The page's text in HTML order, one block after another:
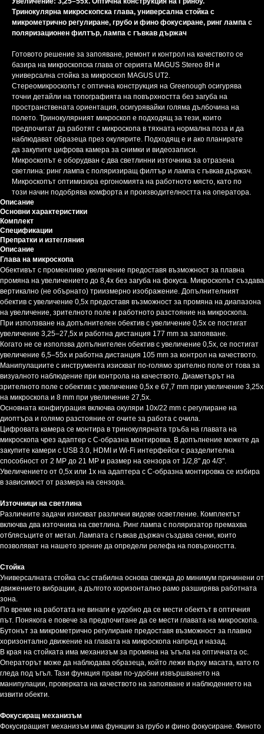
Тринокулярна микроскопска глава, универсална стойка с
микрометрично регулиране, грубо и фино фокусиране, ринг лампа с
поляризационен филтър, лампа с гъвкав държач
Готовото решение за запояване, ремонт и контрол на качеството се
базира на микроскопска глава от серията MAGUS Stereo 8H и
универсална стойка за микроскоп MAGUS UT2.
Стереомикроскопът с оптична конструкция на Greenough осигурява
точни детайли на топографията на повърхността без загуба на
пространствената ориентация, осигурявайки голяма дълбочина на
полето. Тринокулярният микроскоп е подходящ за тези, които
предпочитат да работят с микроскопа в тяхната нормална поза и да
наблюдават образеца през окулярите. Подходящ е и ако планирате
да закупите цифрова камера за снимки и видеозаписи.
Микроскопът е оборудван с два светлинни източника за отразена
светлина: ринг лампа с поляризиращ филтър и лампа с гъвкав държач.
Микроскопът оптимизира ергономията на работното място, като по
този начин подобрява комфорта и производителността на оператора.
Описание
Основни характеристики
Комплект
Спецификации
Препратки и изтегляния
Описание
Глава на микроскопа
Обективът с променливо увеличение предоставя възможност за плавна
промяна на увеличението до 8,4х без загуба на фокуса. Микроскопът създава
вертикално (не обърнато) триизмерно изображение. Допълнителният
обектив с увеличение 0,5x предоставя възможност за промяна на диапазона
на увеличение, зрителното поле и работното разстояние на микроскопа.
При използване на допълнителен обектив с увеличение 0,5x се постигат
увеличение 3,25–27,5x и работна дистанция 177 mm за запояване.
Когато не се използва допълнителен обектив с увеличение 0,5x, се постигат
увеличение 6,5–55x и работна дистанция 105 mm за контрол на качеството.
Манипулациите с инструмента изискват по-голямо зрително поле от това за
визуалното наблюдение при контрола на качеството. Диаметърът на
зрителното поле с обектив с увеличение 0,5x е 67,7 mm при увеличение 3,25x
на микроскопа и 8 mm при увеличение 27,5x.
Основната конфигурация включва окуляри 10x/22 mm с регулиране на
диоптъра и голямо разстояние от очите за работа с очила.
Цифровата камера се монтира в тринокулярната тръба на главата на
микроскопа чрез адаптер с C-образна монтировка. В допълнение можете да
закупите камери с USB 3.0, HDMI и Wi-Fi интерфейси с разделителна
способност от 2 MP до 21 MP и размер на сензора от 1/2,8" до 4/3".
Увеличението от 0,5x или 1x на адаптера с C-образна монтировка се избира
в зависимост от размера на сензора.
Източници на светлина
Различните задачи изискват различни видове осветление. Комплектът
включва два източника на светлина. Ринг лампа с поляризатор премахва
отблясъците от метал. Лампата с гъвкав държач създава сенки, които
позволяват на нашето зрение да определи релефа на повърхността.
Стойка
Универсалната стойка със стабилна основа свежда до минимум причинени от
движението вибрации, а дългото хоризонтално рамо разширява работната
зона.
По време на работата не винаги е удобно да се мести обектът в оптичния
път. Понякога е повече за предпочитане да се мести главата на микроскопа.
Бутонът за микрометрично регулиране предоставя възможност за плавно
хоризонтално движение на главата на микроскопа напред и назад.
В края на стойката има механизъм за промяна на ъгъла на оптичната ос.
Операторът може да наблюдава образеца, който лежи върху масата, като го
гледа под ъгъл. Тази функция прави по-удобни извършването на
манипулации, проверката на качеството на запояване и наблюдението на
извити обекти.
Фокусиращ механизъм
Фокусиращият механизъм има функции за грубо и фино фокусиране. Финото